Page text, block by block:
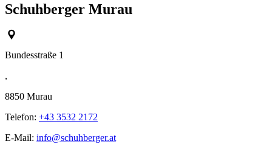
Schuhberger Murau
Bundesstraße 1
,
8850 Murau
Telefon: +43 3532 2172
E-Mail: info@schuhberger.at